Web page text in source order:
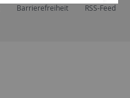
Barrierefreiheit RSS-Feed